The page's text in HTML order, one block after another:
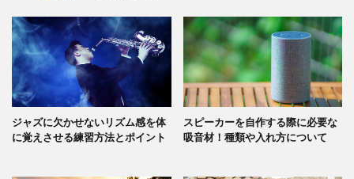
ジャズに欠かせないリズム感を体
に覚えさせる練習方法とポイント
スピーカーを自作する際に必要な
吸音材！種類や入れ方について